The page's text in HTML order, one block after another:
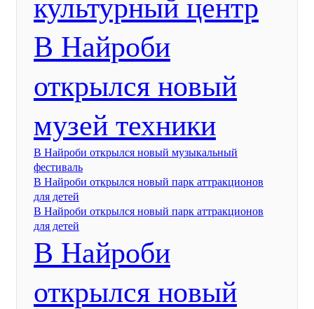
культурный центр
В Найроби
открылся новый
музей техники
В Найроби открылся новый музыкальный
фестиваль
В Найроби открылся новый парк аттракционов
для детей
В Найроби открылся новый парк аттракционов
для детей
В Найроби
открылся новый